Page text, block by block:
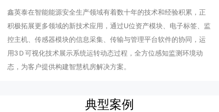
鑫英泰在智能能源安全生产领域有着数十年的技术和经验积累，正
积极拓展更多领域的新技术应用，通过U位资产模块、电子标签、监
控主机、传感器模块的信息采集、传输与管理平台软件的协同，运
用3Ｄ可视化技术展示系统运转动态过程，全方位感知监测环境动
态，为客户提供构建智慧机房解决方案。
典型案例